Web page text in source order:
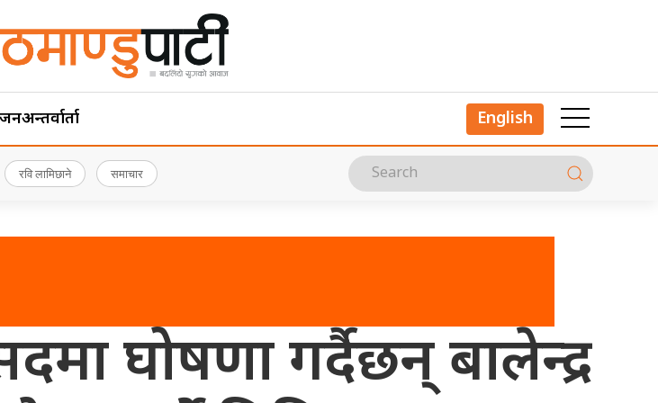
अन्तर्वार्ता English
रवि लामिछाने समाचार
घोषणा गर्दैछन् बालेन्द्र